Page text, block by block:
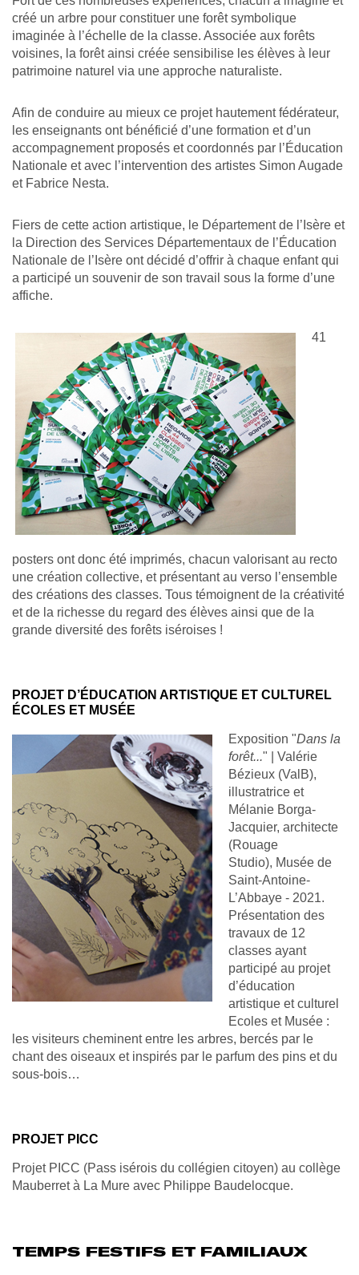
créé un arbre pour constituer une forêt symbolique
imaginée à l’échelle de la classe. Associée aux forêts
voisines, la forêt ainsi créée sensibilise les élèves à leur
patrimoine naturel via une approche naturaliste.
Afin de conduire au mieux ce projet hautement fédérateur,
les enseignants ont bénéficié d’une formation et d’un
accompagnement proposés et coordonnés par l’Éducation
Nationale et avec l’intervention des artistes Simon Augade
et Fabrice Nesta.
Fiers de cette action artistique, le Département de l’Isère et
la Direction des Services Départementaux de l’Éducation
Nationale de l’Isère ont décidé d’offrir à chaque enfant qui
a participé un souvenir de son travail sous la forme d’une
affiche.
41
posters ont donc été imprimés, chacun valorisant au recto
une création collective, et présentant au verso l’ensemble
des créations des classes. Tous témoignent de la créativité
et de la richesse du regard des élèves ainsi que de la
grande diversité des forêts iséroises !
PROJET D’ÉDUCATION ARTISTIQUE ET CULTUREL
ÉCOLES ET MUSÉE
Exposition "Dans la
forêt..."
| Valérie
Bézieux (ValB),
illustratrice et
Mélanie Borga-
Jacquier, architecte
(Rouage
Studio), Musée de
Saint-Antoine-
L’Abbaye - 2021.
Présentation des
travaux de 12
classes ayant
participé au projet
d’éducation
artistique et culturel
Ecoles et Musée :
les visiteurs cheminent entre les arbres, bercés par le
chant des oiseaux et inspirés par le parfum des pins et du
sous-bois…
PROJET PICC
Projet PICC (Pass isérois du collégien citoyen) au collège
Mauberret à La Mure avec Philippe Baudelocque.
TEMPS FESTIFS ET FAMILIAUX